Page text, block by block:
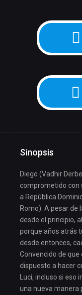
Sinopsis
Diego (Vadhir
comprometido con
a República
Romo). A pesar de
desde el principio,
porque años atrás
desde entonces,
Convencido de que
dispuesto a hacer
Luci, incluso si
una nueva manera